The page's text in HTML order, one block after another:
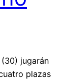
jugarán
plazas